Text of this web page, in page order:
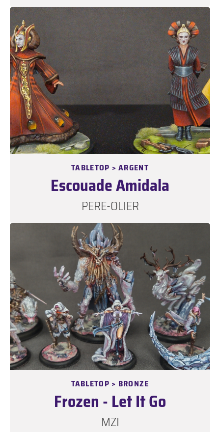
TABLETOP > ARGENT
Escouade Amidala
PERE-OLIER
TABLETOP > BRONZE
Frozen - Let It Go
MZI